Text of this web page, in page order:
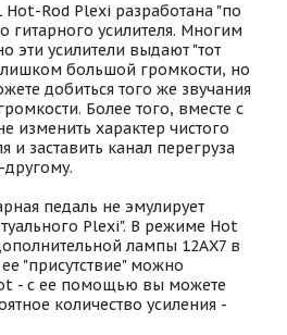
Hot-Rod Plexi разработана "по
усилителя. Многим
эти усилители выдают "тот
большой громкости, но
добиться того же звучания
Более того, вместе с
изменить характер чистого
и заставить канал перегруза
педаль не эмулирует
Plexi". В режиме Hot
лампы 12AX7 в
"присутствие" можно
- с ее помощью вы можете
количество усиления -